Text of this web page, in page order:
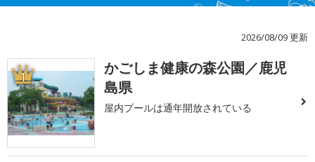
2026/08/09 更新
1
かごしま健康の森公園／鹿児
島県
屋内プールは通年開放されている